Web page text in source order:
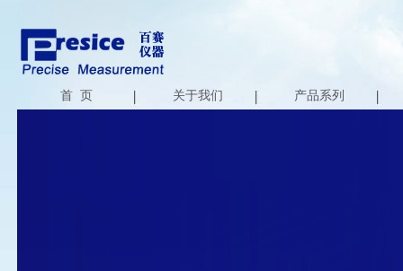
首 页 关于我们 产品系列